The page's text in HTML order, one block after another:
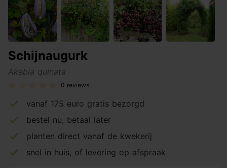
Schijnaugurk
Akebia quinata
0 reviews
vanaf 175 euro gratis bezorgd
bestel nu, betaal later
planten direct vanaf de kwekerij
snel in huis, of levering op afspraak